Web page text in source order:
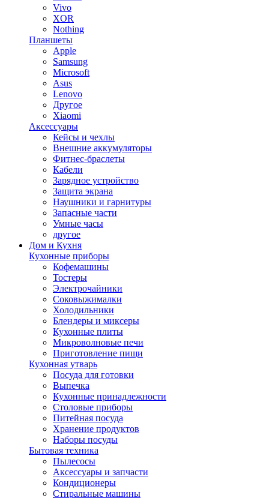
Vivo
XOR
Nothing
Планшеты
Apple
Samsung
Microsoft
Asus
Lenovo
Другое
Xiaomi
Аксессуары
Кейсы и чехлы
Внешние аккумуляторы
Фитнес-браслеты
Кабели
Зарядное устройство
Защита экрана
Наушники и гарнитуры
Запасные части
Умные часы
другое
Дом и Кухня
Кухонные приборы
Кофемашины
Тостеры
Электрочайники
Соковыжималки
Холодильники
Блендеры и миксеры
Кухонные плиты
Микроволновые печи
Приготовление пищи
Кухонная утварь
Посуда для готовки
Выпечка
Кухонные принадлежности
Столовые приборы
Питейная посуда
Хранение продуктов
Наборы посуды
Бытовая техника
Пылесосы
Аксессуары и запчасти
Кондиционеры
Стиральные машины